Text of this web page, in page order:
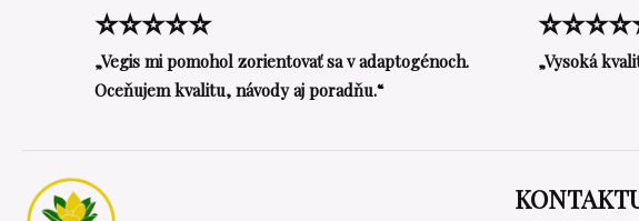
⭐⭐⭐⭐⭐
„Vegis mi pomohol zorientovať sa v adaptogénoch.
Oceňujem kvalitu, návody aj poradňu.“
„Vysoká